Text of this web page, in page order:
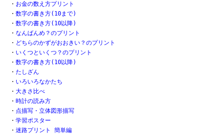
・ お金の数え方プリント
・ 数字の書き方(10まで)
・ 数字の書き方(10以降)
・ なんばんめ？のプリント
・ どちらのかずがおおきい？のプリント
・ いくつといくつ？のプリント
・ 数字の書き方(10以降)
・ たしざん
・ いろいろなかたち
・ 大きさ比べ
・ 時計の読み方
・ 点描写・立体図形描写
・ 学習ポスター
・ 迷路プリント 簡単編